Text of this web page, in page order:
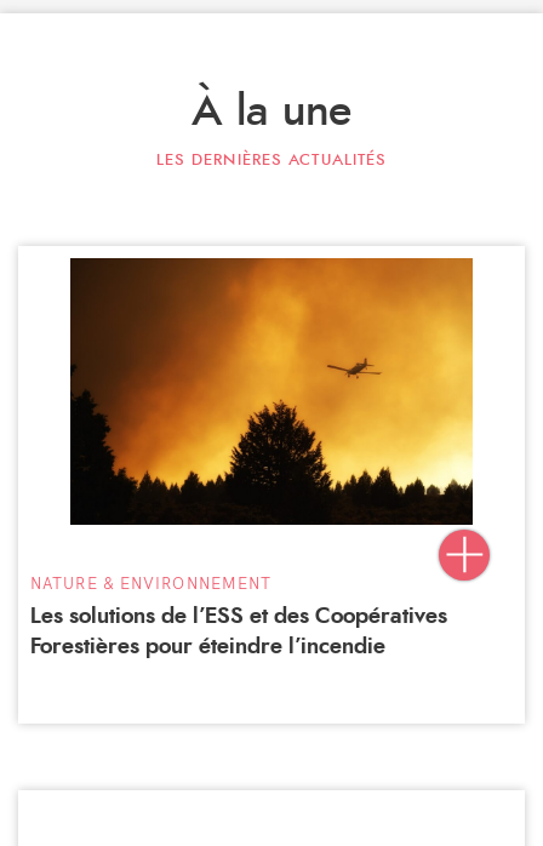
À la une
LES DERNIÈRES ACTUALITÉS
NATURE & ENVIRONNEMENT
Les solutions de l’ESS et des Coopératives
Forestières pour éteindre l’incendie